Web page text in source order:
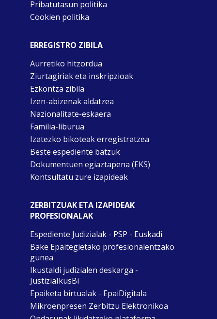
Pribatutasun politika
Cookien politika
ERREGISTRO ZIBILA
Aurretiko hitzordua
Ziurtagiriak eta inskripzioak
Ezkontza zibila
Izen-abizenak aldatzea
Nazionalitate-eskaera
Familia-liburua
Izatezko bikoteak erregistratzea
Beste espediente batzuk
Dokumentuen egiaztapena (EKS)
Kontsultatu zure izapideak
ZERBITZUAK ETA IZAPIDEAK
PROFESIONALAK
Espediente Judizialak - PSP - Euskadi
Bake Epaitegietako profesionalentzako
gunea
Ikustaldi judizialen deskarga -
JustiziaIkusBi
Epaiketa birtualak - EpaiDigitala
Mikroenpresen Zerbitzu Elektronikoa